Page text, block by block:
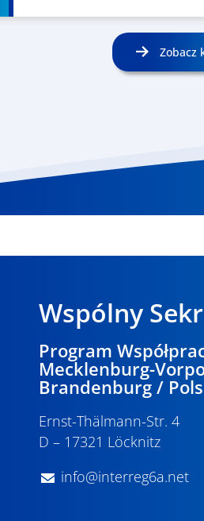
Zobacz
Wspólny
Program
Mecklenburg-
Brandenburg /
Ernst-Thälmann-Str. 4
D – 17321 Löcknitz
info@interreg6a.net